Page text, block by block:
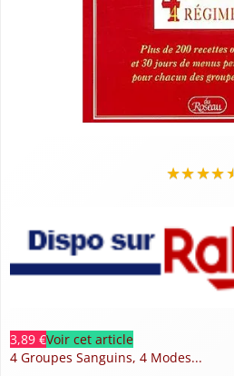
★★★★
3,89 €Voir cet article
4 Groupes Sanguins, 4 Modes...